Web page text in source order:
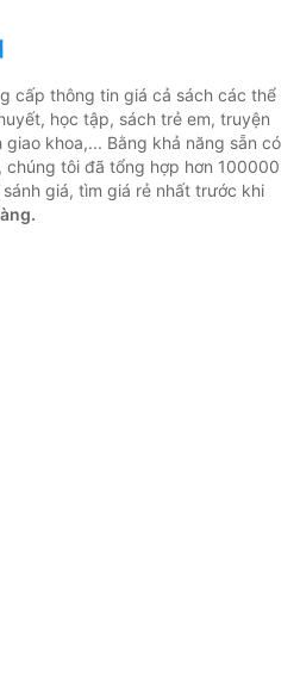
cấp thông tin giá cả sách các thể
học tập, sách trẻ em, truyện
khoa,... Bằng khả năng sẵn có
tôi đã tổng hợp hơn 100000
giá, tìm giá rẻ nhất trước khi